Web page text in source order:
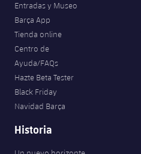
Entradas y Museo
Barça App
Tienda online
Centro de
Ayuda/FAQs
Hazte Beta Tester
Black Friday
Navidad Barça
Historia